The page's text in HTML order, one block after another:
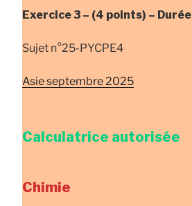
Exercice 3 – (4 points) – Durée
Sujet n°25-PYCРE4
Asie septembre 2025
Calculatrice autorisée
Chimie